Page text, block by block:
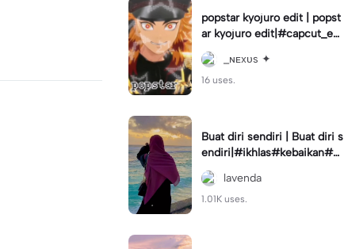
popstar kyojuro edit | popst
ar kyojuro edit|#capcut_edi
t I will post that I make later
>:D
_ɴᴇxᴜs ✦
16 uses.
Buat diri sendiri | Buat diri s
endiri|#ikhlas#kebaikan#st
oryharian
lavenda
1.01K uses.